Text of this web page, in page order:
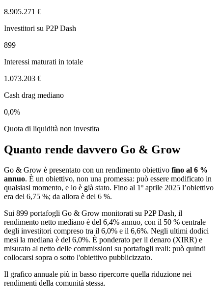
8.905.271 €
Investitori su P2P Dash
899
Interessi maturati in totale
1.073.203 €
Cash drag mediano
0,0%
Quota di liquidità non investita
Quanto rende davvero Go & Grow
Go & Grow è presentato con un rendimento obiettivo fino al 6 %
annuo. È un obiettivo, non una promessa: può essere modificato in
qualsiasi momento, e lo è già stato. Fino al 1º aprile 2025 l’obiettivo
era del 6,75 %; da allora è del 6 %.
Sui 899 portafogli Go & Grow monitorati su P2P Dash, il
rendimento netto mediano è del 6,4% annuo, con il 50 % centrale
degli investitori compreso tra il 6,0% e il 6,6%. Negli ultimi dodici
mesi la mediana è del 6,0%. È ponderato per il denaro (XIRR) e
misurato al netto delle commissioni su portafogli reali: può quindi
collocarsi sopra o sotto l'obiettivo pubblicizzato.
Il grafico annuale più in basso ripercorre quella riduzione nei
rendimenti della comunità stessa.